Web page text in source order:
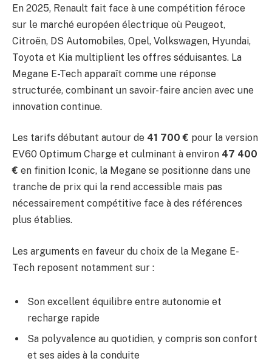
En 2025, Renault fait face à une compétition féroce
sur le marché européen électrique où Peugeot,
Citroën, DS Automobiles, Opel, Volkswagen, Hyundai,
Toyota et Kia multiplient les offres séduisantes. La
Megane E-Tech apparaît comme une réponse
structurée, combinant un savoir-faire ancien avec une
innovation continue.
Les tarifs débutant autour de 41 700 € pour la version
EV60 Optimum Charge et culminant à environ 47 400
€ en finition Iconic, la Megane se positionne dans une
tranche de prix qui la rend accessible mais pas
nécessairement compétitive face à des références
plus établies.
Les arguments en faveur du choix de la Megane E-
Tech reposent notamment sur :
Son excellent équilibre entre autonomie et
recharge rapide
Sa polyvalence au quotidien, y compris son confort
et ses aides à la conduite